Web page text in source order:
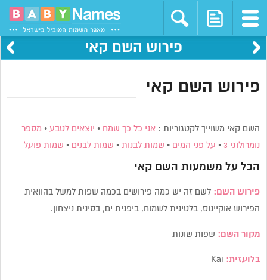
פירוש השם קאי
פירוש השם קאי
השם קאי משוייך לקטגוריות :אני כל כך שמח • יוצאים לטבע • מספר
נומרולוגי 3 • על פני המים • שמות לבנות • שמות לבנים • שמות פועל
הכל על משמעות השםקאי
פירוש השם: לשם זה יש כמה פירושים בכמה שפות למשל בהוואית
הפירוש אוקיינוס, בלטינית לשמוח, ביפנית ים, בסינית ניצחון.
מקור השם: שפות שונות
בלועזית: